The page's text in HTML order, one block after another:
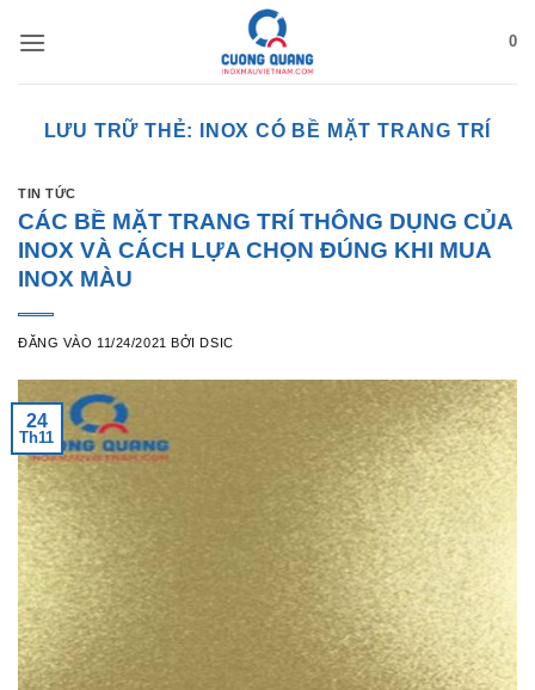
qua
0
LƯU TRỮ THẺ: INOX CÓ BỀ MẶT TRANG TRÍ
TIN TỨC
CÁC BỀ MẶT TRANG TRÍ THÔNG DỤNG CỦA
INOX VÀ CÁCH LỰA CHỌN ĐÚNG KHI MUA
INOX MÀU
ĐĂNG VÀO 11/24/2021 BỞIDSIC
24
Th11